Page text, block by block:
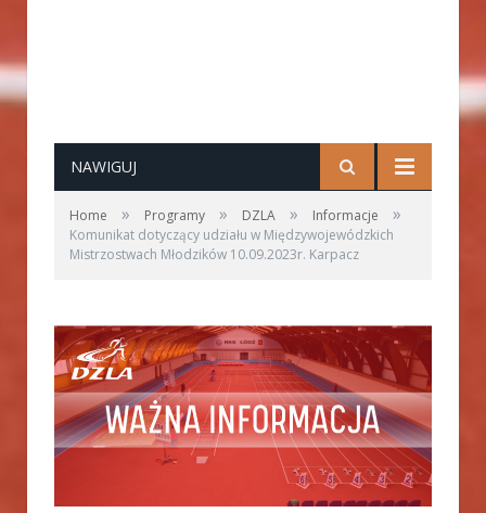
NAWIGUJ
Home » Programy » DZLA » Informacje »
Komunikat dotyczący udziału w Międzywojewódzkich
Mistrzostwach Młodzików 10.09.2023r. Karpacz